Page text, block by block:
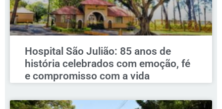
Hospital São Julião: 85 anos de
história celebrados com emoção, fé
e compromisso com a vida